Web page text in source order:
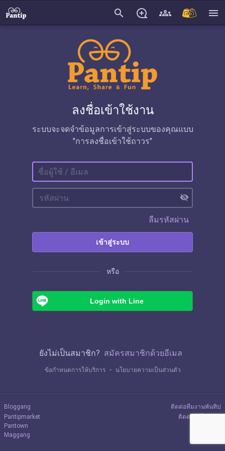
search menu
ลงชื่อเข้าใช้งาน
ระบบจะจดจำข้อมูลการเข้าสู่ระบบของคุณแบบ
"การลงชื่อเข้าใช้ถาวร"
visibility_off
ลืมรหัสผ่าน
เข้าสู่ระบบ
หรือ
Login with Line
ยังไม่เป็นสมาชิก? สมัครสมาชิกด้วยอีเมล
ข้อกำหนดการให้บริการ ・ นโยบายความเป็นส่วนตัว
Bloggang
Pantipmarket
Pantown
Maggang
ติดต่อทีมงานพันทิป
ติดต่อลงโฆษณา